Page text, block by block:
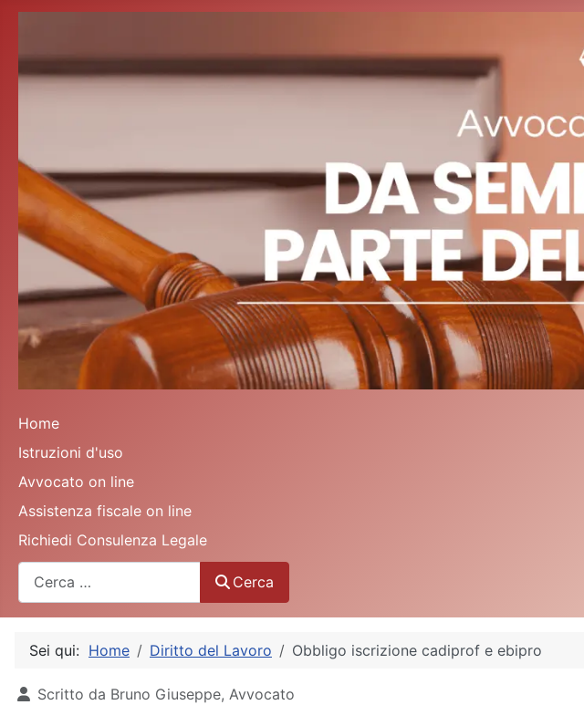
Home
Istruzioni d'uso
Avvocato on line
Assistenza fiscale on line
Richiedi Consulenza Legale
Cerca
Sei qui: Home Diritto del Lavoro Obbligo iscrizione cadiprof e ebipro
Dettagli
Scritto da Bruno Giuseppe, Avvocato